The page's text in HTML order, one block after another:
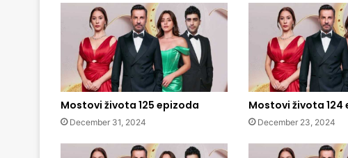
Mostovi života 125 epizoda
December 31, 2024
Mostovi života 124
December 23, 2024